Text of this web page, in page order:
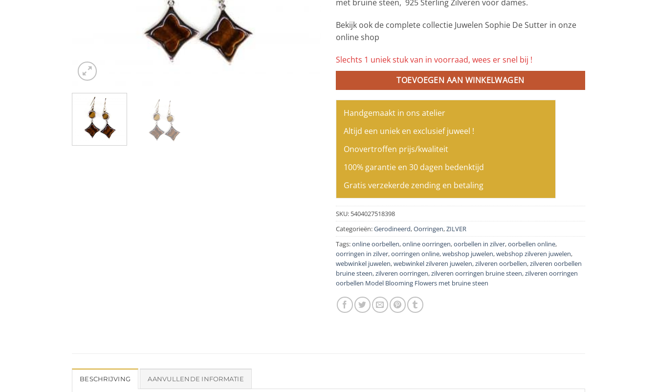
met bruine steen, 925 Sterling Zilveren voor dames.
Bekijk ook de complete collectie Juwelen Sophie De Sutter in onze
online shop
Slechts 1 uniek stuk van in voorraad, wees er snel bij !
TOEVOEGEN AAN WINKELWAGEN
Handgemaakt in ons atelier
Altijd een uniek en exclusief juweel !
Onovertroffen prijs/kwaliteit
100% garantie en 30 dagen bedenktijd
Gratis verzekerde zending en betaling
SKU: 5404027518398
Categorieën:Gerodineerd,Oorringen,ZILVER
Tags:online oorbellen,online oorringen,oorbellen in zilver,oorbellen online,
oorringen in zilver,oorringen online,webshop juwelen,webshop zilveren juwelen,
webwinkel juwelen,webwinkel zilveren juwelen,zilveren oorbellen,zilveren oorbellen
bruine steen,zilveren oorringen,zilveren oorringen bruine steen,zilveren oorringen
oorbellen Model Blooming Flowers met bruine steen
BESCHRIJVING AANVULLENDE INFORMATIE